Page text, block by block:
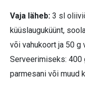
Vaja läheb: 3 sl
küüslauguküünt,
või vahukoort ja 50 g
Serveerimiseks: 400
parmesani või muud